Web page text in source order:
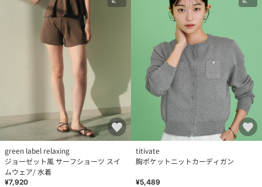
green label relaxing
ジョーゼット風 サーフショーツ スイ
ムウェア/ 水着
¥7,920
titivate
胸ポケットニットカーディガン
¥5,489